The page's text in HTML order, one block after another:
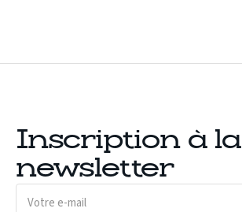
Inscription à la
newsletter
Votre